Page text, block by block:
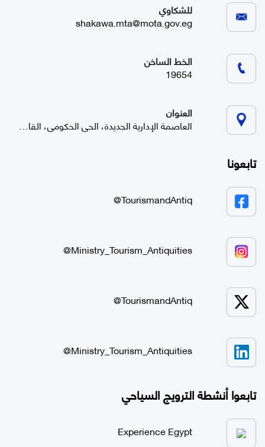
للشكاوي
shakawa.mta@mota.gov.eg
الخط الساخن
19654
العنوان
العاصمة الإدارية الجديدة، الحي الحكومي، القاهرة
تابعونا
TourismandAntiq@
Ministry_Tourism_Antiquities@
TourismandAntiq@
Ministry_Tourism_Antiquities@
تابعوا أنشطة الترويج السياحي
Experience Egypt